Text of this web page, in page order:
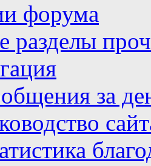
форума
разделы
за